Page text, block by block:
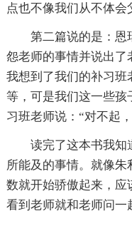
点也不像我们从不体会
第二篇说的是：恩
怨老师的事情并说出了
我想到了我们的补习班
等，可是我们这一些
习班老师说：“对不起
读完了这本书我知
所能及的事情。就像
数就开始骄傲起来，应
看到老师就和老师问一